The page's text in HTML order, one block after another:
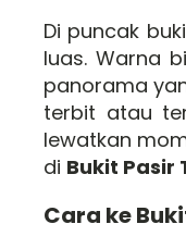
Di puncak
luas. Warna
panorama
terbit atau
lewatkan
di Bukit Pasir
Cara ke